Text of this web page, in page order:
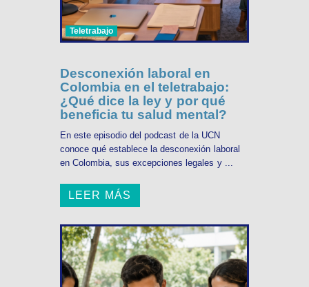
Teletrabajo
Desconexión laboral en
Colombia en el teletrabajo:
¿Qué dice la ley y por qué
beneficia tu salud mental?
En este episodio del podcast de la UCN
conoce qué establece la desconexión laboral
en Colombia, sus excepciones legales y ...
LEER MÁS